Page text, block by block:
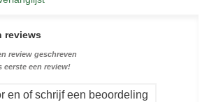
reviews
review geschreven
eerste een review!
en of schrijf een beoordeling